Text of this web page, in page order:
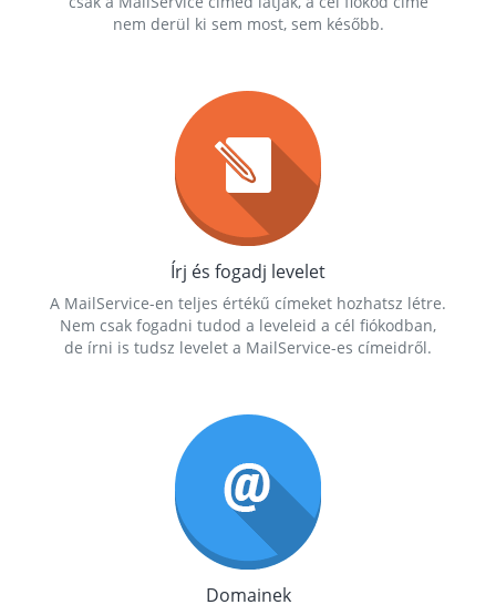
nem derül ki sem most, sem később.
Írj és fogadj levelet
A MailService-en teljes értékű címeket hozhatsz létre.
Nem csak fogadni tudod a leveleid a cél fiókodban,
de írni is tudsz levelet a MailService-es címeidről.
Domainek